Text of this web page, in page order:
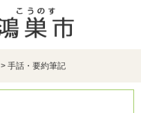
> 手話・要約筆記